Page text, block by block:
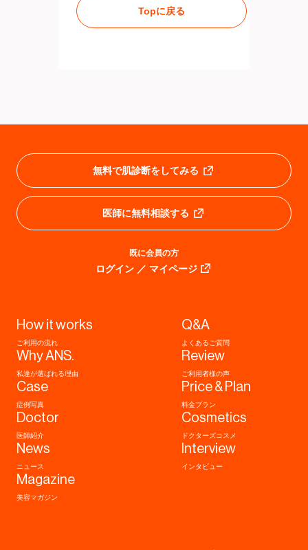
Topに戻る
無料で肌診断をしてみる
医師に無料相談する
既に会員の方
ログイン ／ マイページ
How it works
ご利用の流れ
Q&A
よくあるご質問
Why ANS.
私達が選ばれる理由
Review
ご利用者様の声
Case
症例写真
Price & Plan
料金プラン
Doctor
医師紹介
Cosmetics
ドクターズコスメ
News
ニュース
Interview
インタビュー
Magazine
美容マガジン